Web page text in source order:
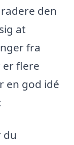
den
at
fra
flere
en god idé
du